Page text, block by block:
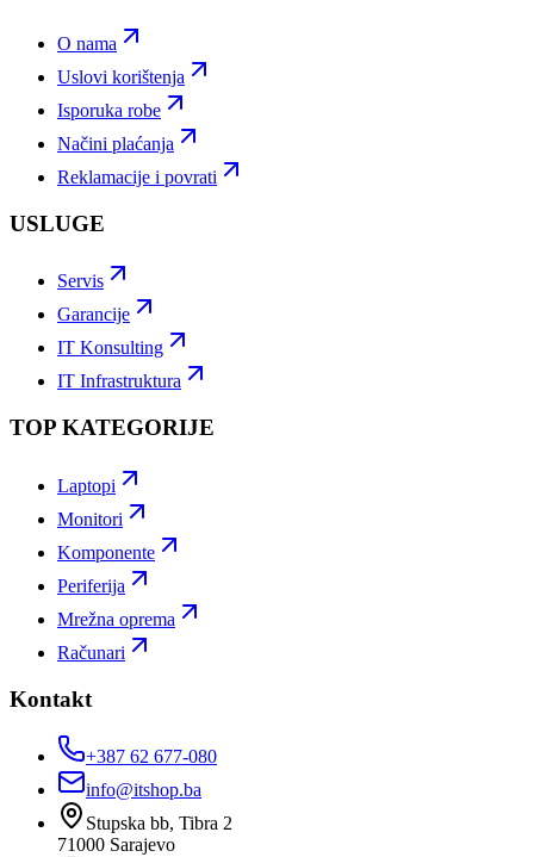
O nama
Uslovi korištenja
Isporuka robe
Načini plaćanja
Reklamacije i povrati
USLUGE
Servis
Garancije
IT Konsulting
IT Infrastruktura
TOP KATEGORIJE
Laptopi
Monitori
Komponente
Periferija
Mrežna oprema
Računari
Kontakt
+387 62 677-080
info@itshop.ba
Stupska bb, Tibra 2
71000 Sarajevo